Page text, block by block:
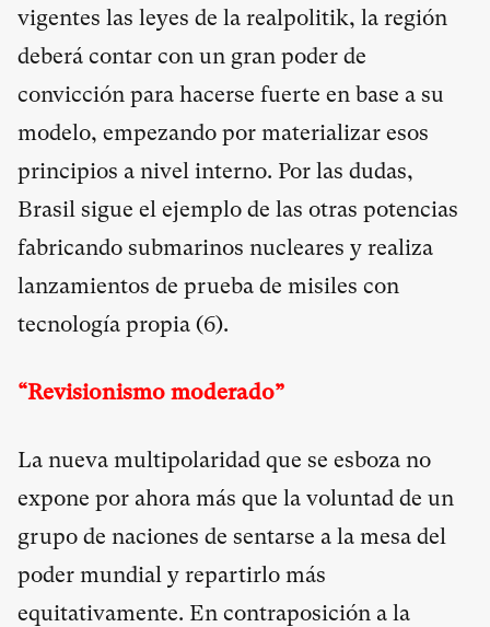
vigentes las leyes de la realpolitik, la región
deberá contar con un gran poder de
convicción para hacerse fuerte en base a su
modelo, empezando por materializar esos
principios a nivel interno. Por las dudas,
Brasil sigue el ejemplo de las otras potencias
fabricando submarinos nucleares y realiza
lanzamientos de prueba de misiles con
tecnología propia (6).
“Revisionismo moderado”
La nueva multipolaridad que se esboza no
expone por ahora más que la voluntad de un
grupo de naciones de sentarse a la mesa del
poder mundial y repartirlo más
equitativamente. En contraposición a la